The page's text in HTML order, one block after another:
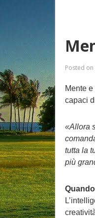
Posted on
Mente
capaci
«Allora
tutta la
più